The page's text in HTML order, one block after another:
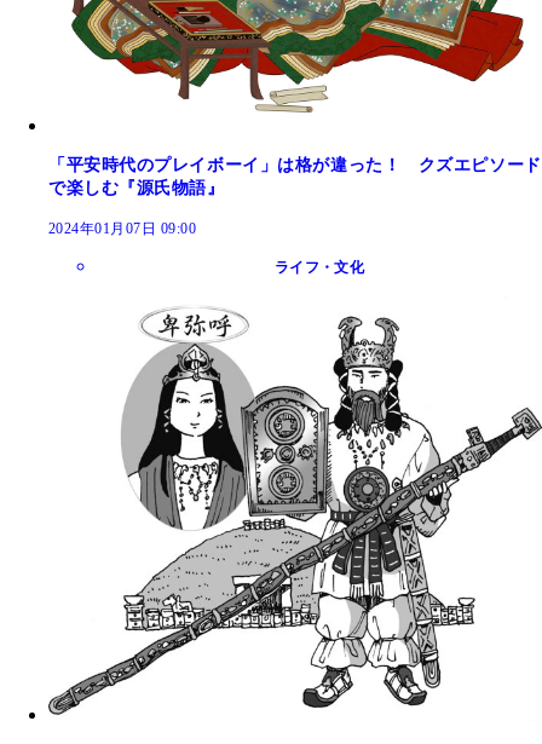
「平安時代のプレイボーイ」は格が違った！ クズエピソード
で楽しむ『源氏物語』
2024年01月07日 09:00
ライフ・文化